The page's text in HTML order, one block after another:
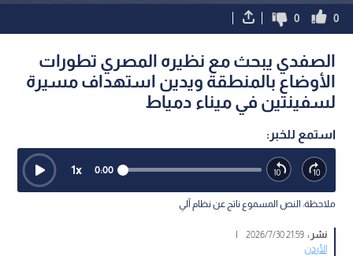
0
0
الصفدي يبحث مع نظيره المصري تطورات
الأوضاع بالمنطقة ويدين استهداف مسيرة
لسفينتين في ميناء دمياط
استمع للخبر:
0:00
1x
ملاحظة: النص المسموع ناتج عن نظام آلي
نشر :21:59 2026/7/30
|
الأردن